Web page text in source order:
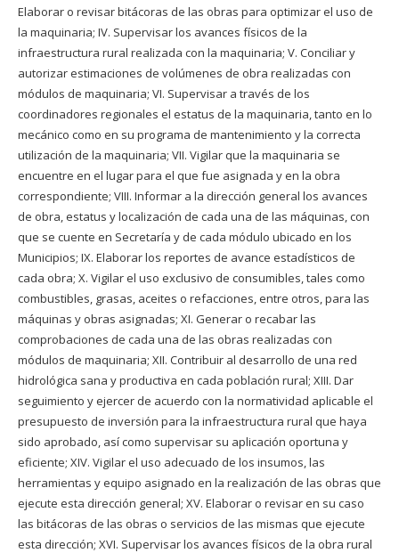
Elaborar o revisar bitácoras de las obras para optimizar el uso de
la maquinaria; IV. Supervisar los avances físicos de la
infraestructura rural realizada con la maquinaria; V. Conciliar y
autorizar estimaciones de volúmenes de obra realizadas con
módulos de maquinaria; VI. Supervisar a través de los
coordinadores regionales el estatus de la maquinaria, tanto en lo
mecánico como en su programa de mantenimiento y la correcta
utilización de la maquinaria; VII. Vigilar que la maquinaria se
encuentre en el lugar para el que fue asignada y en la obra
correspondiente; VIII. Informar a la dirección general los avances
de obra, estatus y localización de cada una de las máquinas, con
que se cuente en Secretaría y de cada módulo ubicado en los
Municipios; IX. Elaborar los reportes de avance estadísticos de
cada obra; X. Vigilar el uso exclusivo de consumibles, tales como
combustibles, grasas, aceites o refacciones, entre otros, para las
máquinas y obras asignadas; XI. Generar o recabar las
comprobaciones de cada una de las obras realizadas con
módulos de maquinaria; XII. Contribuir al desarrollo de una red
hidrológica sana y productiva en cada población rural; XIII. Dar
seguimiento y ejercer de acuerdo con la normatividad aplicable el
presupuesto de inversión para la infraestructura rural que haya
sido aprobado, así como supervisar su aplicación oportuna y
eficiente; XIV. Vigilar el uso adecuado de los insumos, las
herramientas y equipo asignado en la realización de las obras que
ejecute esta dirección general; XV. Elaborar o revisar en su caso
las bitácoras de las obras o servicios de las mismas que ejecute
esta dirección; XVI. Supervisar los avances físicos de la obra rural